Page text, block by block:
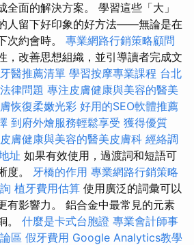
全面的解決方案。 學習這些「大」
人留下好印象的好方法——無論是在
次約會時。 專業網路行銷策略顧問
，改善思想組織，並引導讀者完成文
醫推薦清單 學習按摩專業課程 台北
律問題 專注皮膚健康與美容的醫美
恢復柔嫩光彩 好用的SEO軟體推薦
到府外燴服務輕鬆享受 獲得優質
膚健康與美容的醫美皮膚科 經絡調
址 如果有效使用，過渡詞和短語可
度。 牙橋的作用 專業網路行銷策略
植牙費用估算 使用廣泛的詞彙可以
有影響力。 鋁合金中最常見的元素
。 什麼是卡式台胞證 專業會計師事
區 假牙費用 Google Analytics教學